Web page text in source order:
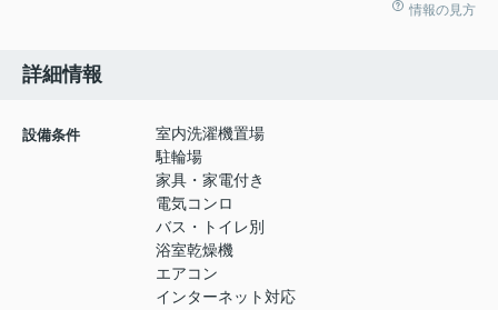
情報の見方
詳細情報
設備条件
室内洗濯機置場
駐輪場
家具・家電付き
電気コンロ
バス・トイレ別
浴室乾燥機
エアコン
インターネット対応